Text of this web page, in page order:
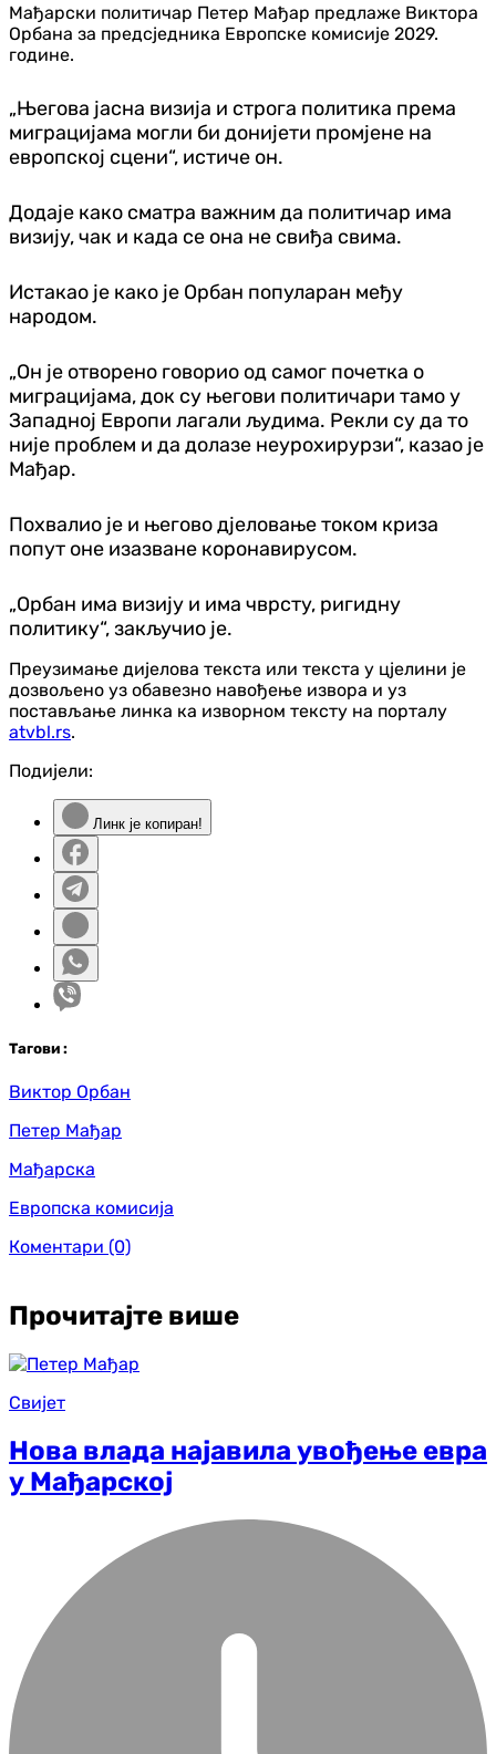
Мађарски политичар Петер Мађар предлаже Виктора
Орбана за предсједника Европске комисије 2029.
године.
„Његова јасна визија и строга политика према
миграцијама могли би донијети промјене на
европској сцени“, истиче он.
Додаје како сматра важним да политичар има
визију, чак и када се она не свиђа свима.
Истакао је како је Орбан популаран међу
народом.
„Он је отворено говорио од самог почетка о
миграцијама, док су његови политичари тамо у
Западној Европи лагали људима. Рекли су да то
није проблем и да долазе неурохирурзи“, казао је
Мађар.
Похвалио је и његово дјеловање током криза
попут оне изазване коронавирусом.
„Орбан има визију и има чврсту, ригидну
политику“, закључио је.
Преузимање дијелова текста или текста у цјелини је
дозвољено уз обавезно навођење извора и уз
постављање линка ка изворном тексту на порталу
atvbl.rs.
Подијели:
Линк је копиран!
Тагови :
Виктор Орбан
Петер Мађар
Мађарска
Европска комисија
Коментари (0)
Прочитајте више
Свијет
Нова влада најавила увођење евра
у Мађарској